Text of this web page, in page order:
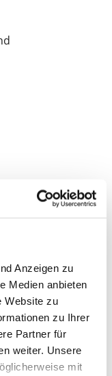
Anzeigen zu
Medien anbieten
Website zu
zu Ihrer
Partner für
weiter. Unsere
mit